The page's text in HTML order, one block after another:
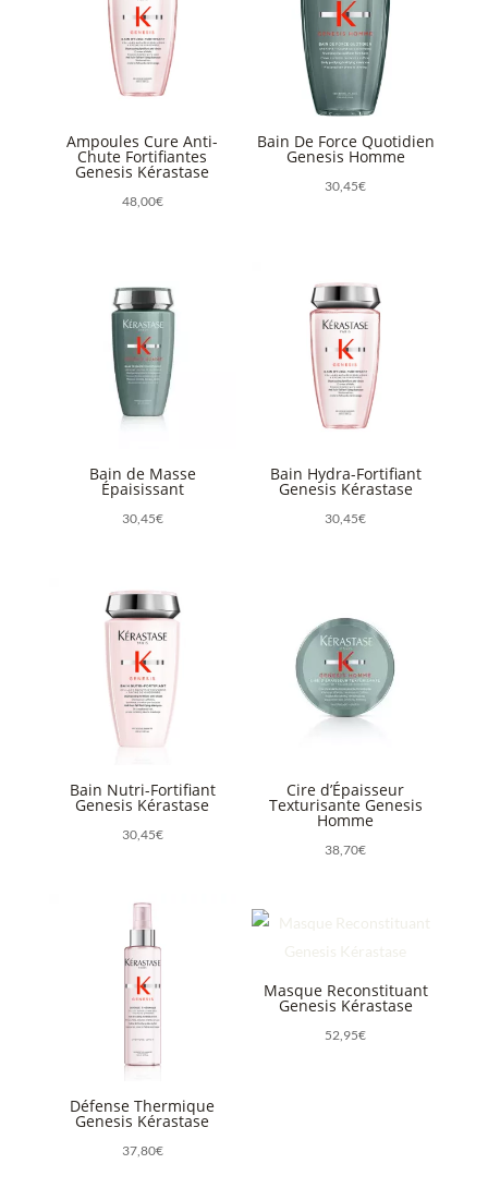
Ampoules Cure Anti-
Chute Fortifiantes
Genesis Kérastase
48,00€
Bain De Force Quotidien
Genesis Homme
30,45€
Bain de Masse
Épaisissant
30,45€
Bain Hydra-Fortifiant
Genesis Kérastase
30,45€
Bain Nutri-Fortifiant
Genesis Kérastase
30,45€
Cire d’Épaisseur
Texturisante Genesis
Homme
38,70€
Défense Thermique
Genesis Kérastase
37,80€
Masque Reconstituant
Genesis Kérastase
52,95€